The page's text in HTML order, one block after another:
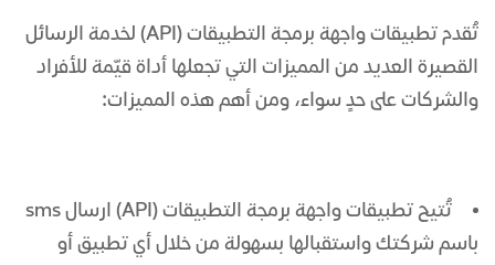
تُقدم تطبيقات واجهة برمجة التطبيقات (API) لخدمة
الرسائل
القصيرة العديد من المميزات التي تجعلها أداة قيّمة للأفراد
والشركات على حدٍ سواء، ومن أهم هذه المميزات:
تُتيح تطبيقات واجهة برمجة التطبيقات (API)
ارسال sms
باسم شركتكواستقبالها بسهولة من خلال أي تطبيق أو